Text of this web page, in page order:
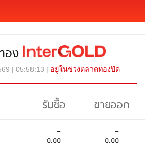
อง
| 05:58:13 | อยู่ในช่วงตลาดทองปิด
รับซื้อ
ขายออก
-
0.00
-
0.00